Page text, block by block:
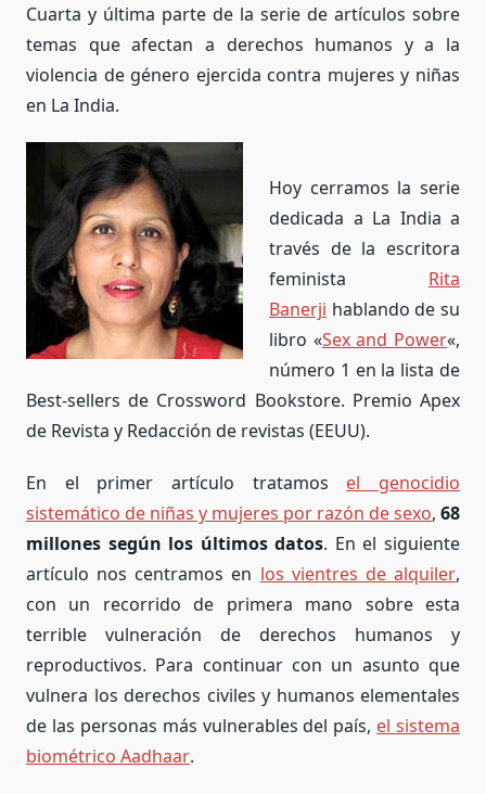
Cuarta y última parte de la serie de artículos sobre
temas que afectan a derechos humanos y a la
violencia de género ejercida contra mujeres y niñas
en La India.
Hoy cerramos la serie
dedicada a La India a
través de la escritora
feminista Rita
Banerji hablando de su
libro «Sex and Power«,
número 1 en la lista de
Best-sellers de Crossword Bookstore. Premio Apex
de Revista y Redacción de revistas (EEUU).
En el primer artículo tratamos el genocidio
sistemático de niñas y mujeres por razón de sexo, 68
millones según los últimos datos. En el siguiente
artículo nos centramos en los vientres de alquiler,
con un recorrido de primera mano sobre esta
terrible vulneración de derechos humanos y
reproductivos. Para continuar con un asunto que
vulnera los derechos civiles y humanos elementales
de las personas más vulnerables del país, el sistema
biométrico Aadhaar.